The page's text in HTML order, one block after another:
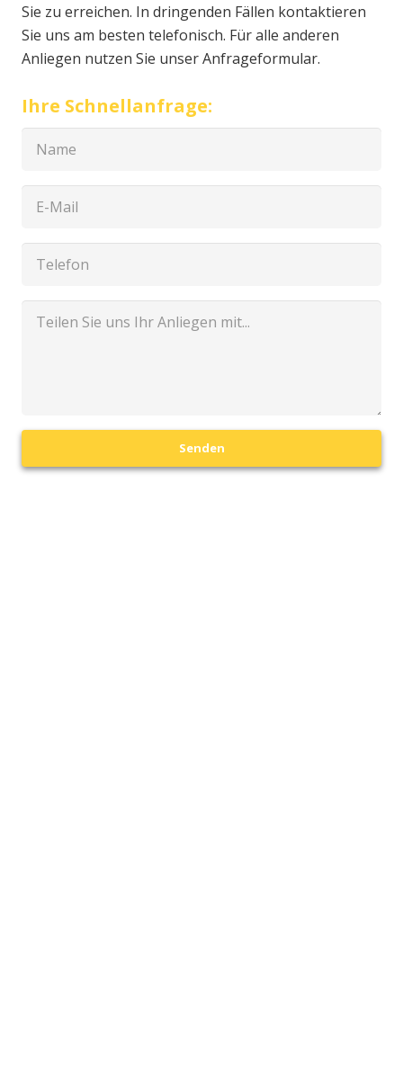
Sie zu erreichen. In dringenden Fällen kontaktieren
Sie uns am besten telefonisch. Für alle anderen
Anliegen nutzen Sie unser Anfrageformular.
Ihre Schnellanfrage:
Senden